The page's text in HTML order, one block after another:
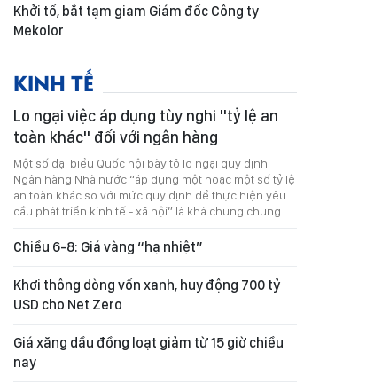
Khởi tố, bắt tạm giam Giám đốc Công ty
Mekolor
KINH TẾ
Lo ngại việc áp dụng tùy nghi "tỷ lệ an
toàn khác" đối với ngân hàng
Một số đại biểu Quốc hội bày tỏ lo ngại quy định
Ngân hàng Nhà nước “áp dụng một hoặc một số tỷ lệ
an toàn khác so với mức quy định để thực hiện yêu
cầu phát triển kinh tế - xã hội” là khá chung chung.
Chiều 6-8: Giá vàng “hạ nhiệt”
Khơi thông dòng vốn xanh, huy động 700 tỷ
USD cho Net Zero
Giá xăng dầu đồng loạt giảm từ 15 giờ chiều
nay